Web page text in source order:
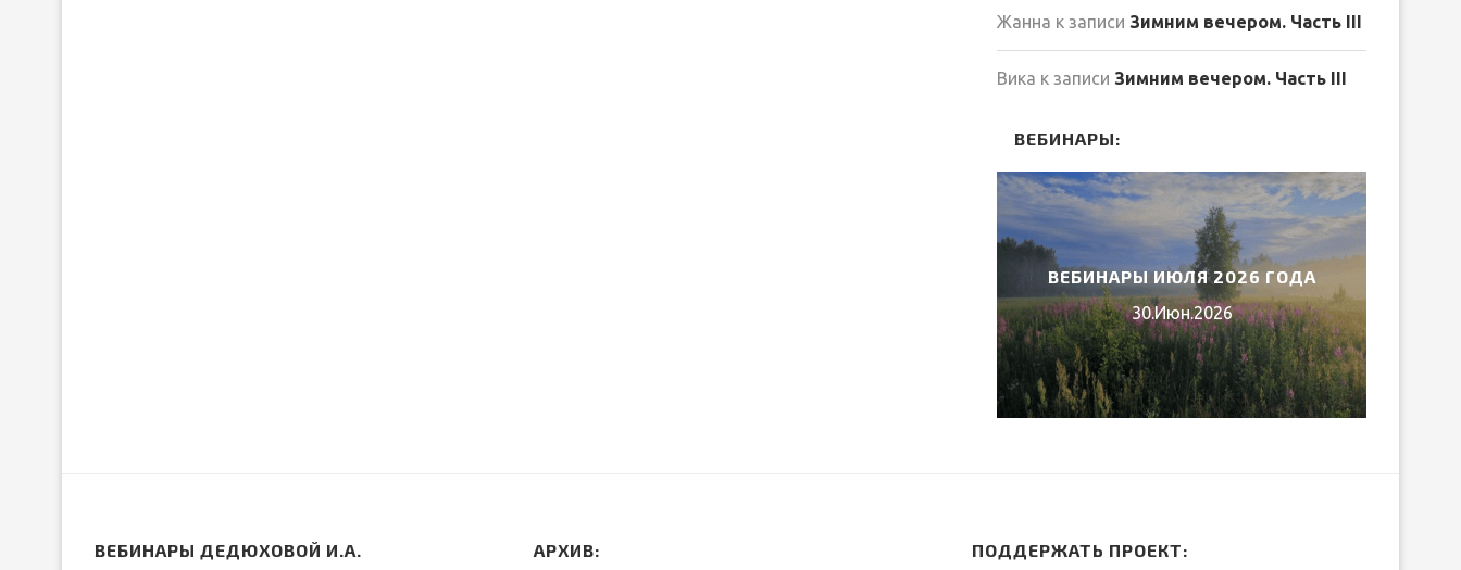
Жанна к записи Зимним вечером. Часть III
Вика к записи Зимним вечером. Часть III
ВЕБИНАРЫ:
ВЕБИНАРЫ ИЮЛЯ 2026 ГОДА
30.Июн.2026
ВЕБИНАРЫ ДЕДЮХОВОЙ И.А. АРХИВ: ПОДДЕРЖАТЬ ПРОЕКТ: